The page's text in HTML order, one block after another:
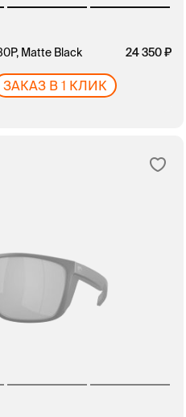
Matte Black
24 350
ЗАКАЗ В 1 КЛИК